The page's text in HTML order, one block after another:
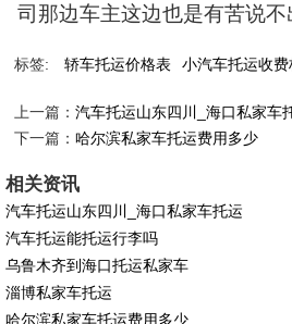
司那边车主这边也是有苦说不
标签: 轿车托运价格表 小汽车托运收费
上一篇：汽车托运山东四川_海口私家车
下一篇：哈尔滨私家车托运费用多少
相关资讯
汽车托运山东四川_海口私家车托运
汽车托运能托运行李吗
乌鲁木齐到海口托运私家车
淄博私家车托运
哈尔滨私家车托运费用多少